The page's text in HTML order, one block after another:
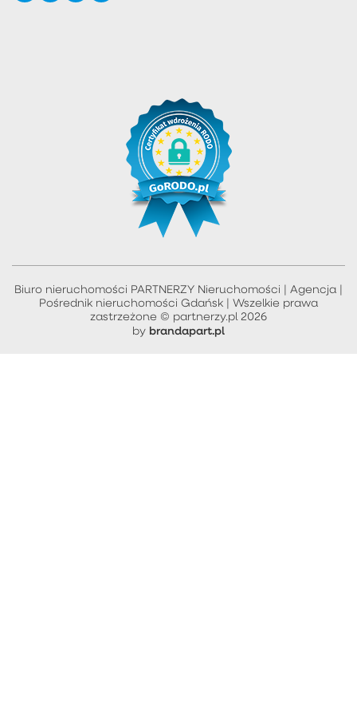
Biuro nieruchomości PARTNERZY Nieruchomości | Agencja |
Pośrednik nieruchomości Gdańsk | Wszelkie prawa
zastrzeżone © partnerzy.pl 2026
by brandapart.pl